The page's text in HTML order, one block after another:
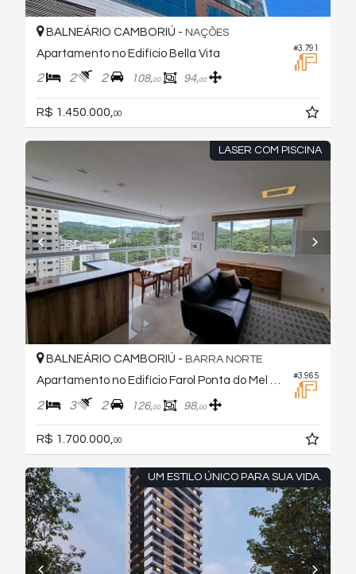
#3.791
BALNEÁRIO CAMBORIÚ - NAÇÕES
Apartamento no Edifício Bella Vita
2 2 2 108,00 94,00
R$ 1.450.000, 00
LASER COM PISCINA
#3.965
BALNEÁRIO CAMBORIÚ - BARRA NORTE
Apartamento no Edifício Farol Ponta do Mel Residence
2 3 2 126,00 98,00
R$ 1.700.000,00
UM ESTILO ÚNICO PARA SUA VIDA.